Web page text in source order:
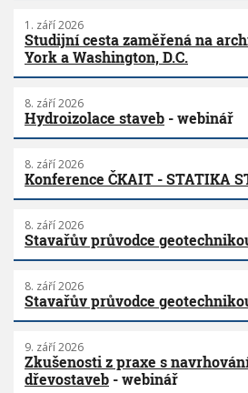
1. září 2026
Studijní cesta zaměřená na
York a Washington, D.C.
8. září 2026
Hydroizolace staveb - webinář
8. září 2026
Konference ČKAIT - STATIKA
8. září 2026
Stavařův průvodce
8. září 2026
Stavařův průvodce
9. září 2026
Zkušenosti z praxe s
dřevostaveb - webinář